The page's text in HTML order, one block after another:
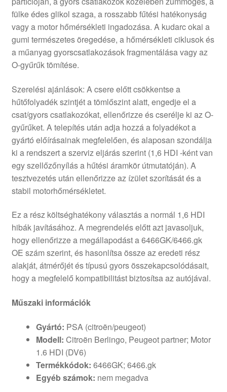
fülke édes glikol szaga, a rosszabb fűtési hatékonyság
vagy a motor hőmérsékleti ingadozása. A kudarc okai a
gumi természetes öregedése, a hőmérsékleti ciklusok és
a műanyag gyorscsatlakozások fragmentálása vagy az
O-gyűrűk tömítése.
Szerelési ajánlások: A csere előtt csökkentse a
hűtőfolyadék szintjét a tömlőszint alatt, engedje el a
csat/gyors csatlakozókat, ellenőrizze és cserélje ki az O-
gyűrűket. A telepítés után adja hozzá a folyadékot a
gyártó előírásainak megfelelően, és alaposan szondálja
ki a rendszert a szerviz eljárás szerint (1,6 HDI -ként van
egy szellőzőnyílás a hűtési áramkör útmutatóján). A
tesztvezetés után ellenőrizze az ízület szorítását és a
stabil motorhőmérsékletet.
Ez a rész költséghatékony választás a normál 1,6 HDI
hibák javításához. A megrendelés előtt azt javasoljuk,
hogy ellenőrizze a megállapodást a 6466GK/6466.gk
OE szám szerint, és hasonlítsa össze az eredeti rész
alakját, átmérőjét és típusú gyors összekapcsolódásait,
hogy a megfelelő kompatibilitást biztosítsa az autójával.
Műszaki információk
Gyártó: PSA (citroën/peugeot)
Modell: Citroën Berlingo, Peugeot partner; Motor
1.6 HDI (DV6)
Termékkódok: 6466GK; 6466.gk
Egyéb számok: nem megadva